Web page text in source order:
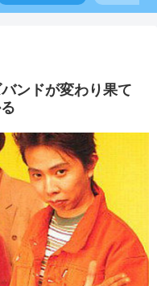
ンドが変わり果て